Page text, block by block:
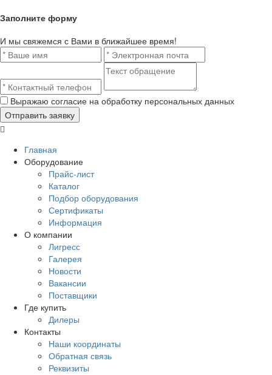
Заполните форму
И мы свяжемся с Вами в ближайшее время!
Выражаю согласие на обработку персональных данных
Главная
Оборудование
Прайс-лист
Каталог
Подбор оборудования
Сертификаты
Информация
О компании
Лигресс
Галерея
Новости
Вакансии
Поставщики
Где купить
Дилеры
Контакты
Наши координаты
Обратная связь
Реквизиты